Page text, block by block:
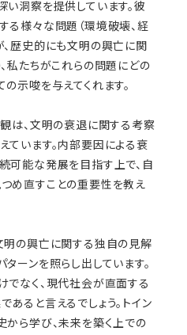
い洞察を提供しています。彼
る様々な問題（環境破壊、経
、歴史的にも文明の興亡に関
私たちがこれらの問題にどの
示唆を与えてくれます。
は、文明の衰退に関する考察
ています。内部要因による衰
可能な発展を目指す上で、自
め直すことの重要性を教え
明の興亡に関する独自の見解
ーンを照らし出しています。
でなく、現代社会が直面する
ると言えるでしょう。トイン
から学び、未来を築く上での